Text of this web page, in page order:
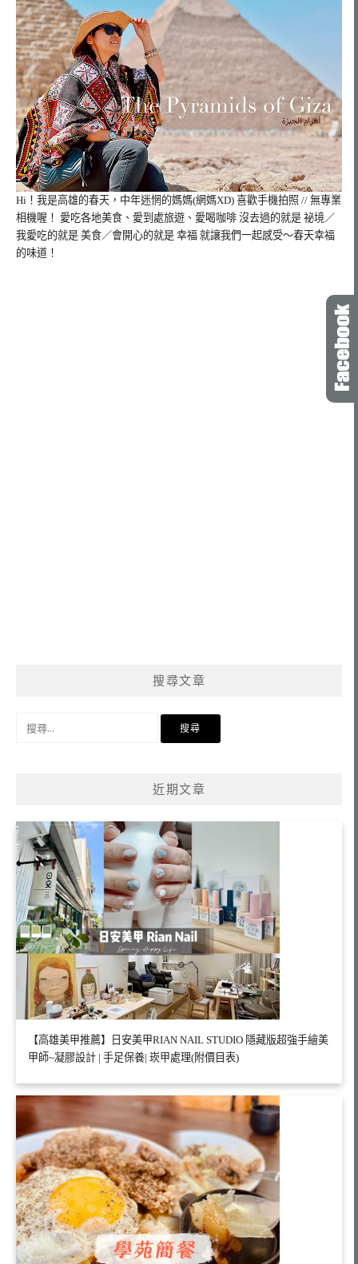
Hi！我是高雄的春天， 中年迷惘的媽媽(網媽XD) 喜歡手機拍照 // 無專業
相機喔！ 愛吃各地美食、愛到處旅遊、愛喝咖啡 沒去過的就是 祕境／
我愛吃的就是 美食／會開心的就是 幸福 就讓我們一起感受～春天幸福
的味道！
搜尋文章
近期文章
【高雄美甲推薦】日安美甲RIAN NAIL STUDIO 隱藏版超強手繪美
甲師~凝膠設計 | 手足保養| 崁甲處理(附價目表)